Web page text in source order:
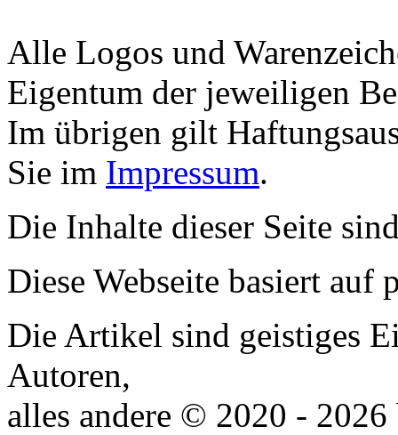
Alle Logos und
Eigentum der jeweiligen
Im übrigen gilt
Sie im Impressum.
Die Inhalte dieser Seite
Diese Webseite basiert auf
Die Artikel sind geistiges
Autoren,
alles andere © 2020 -